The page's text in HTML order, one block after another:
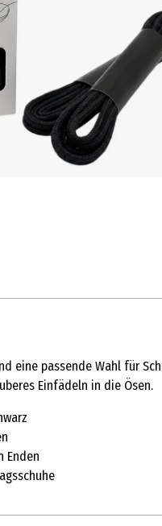
eine passende Wahl für
Einfädeln in die Ösen.
Enden